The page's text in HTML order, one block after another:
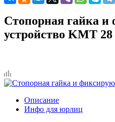
Стопорная гайка
устройство KMT
Описание
Инфо для юрлиц